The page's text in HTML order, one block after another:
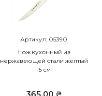
Артикул: 05390
Нож кухонный из
нержавеющей стали желтый
15 см